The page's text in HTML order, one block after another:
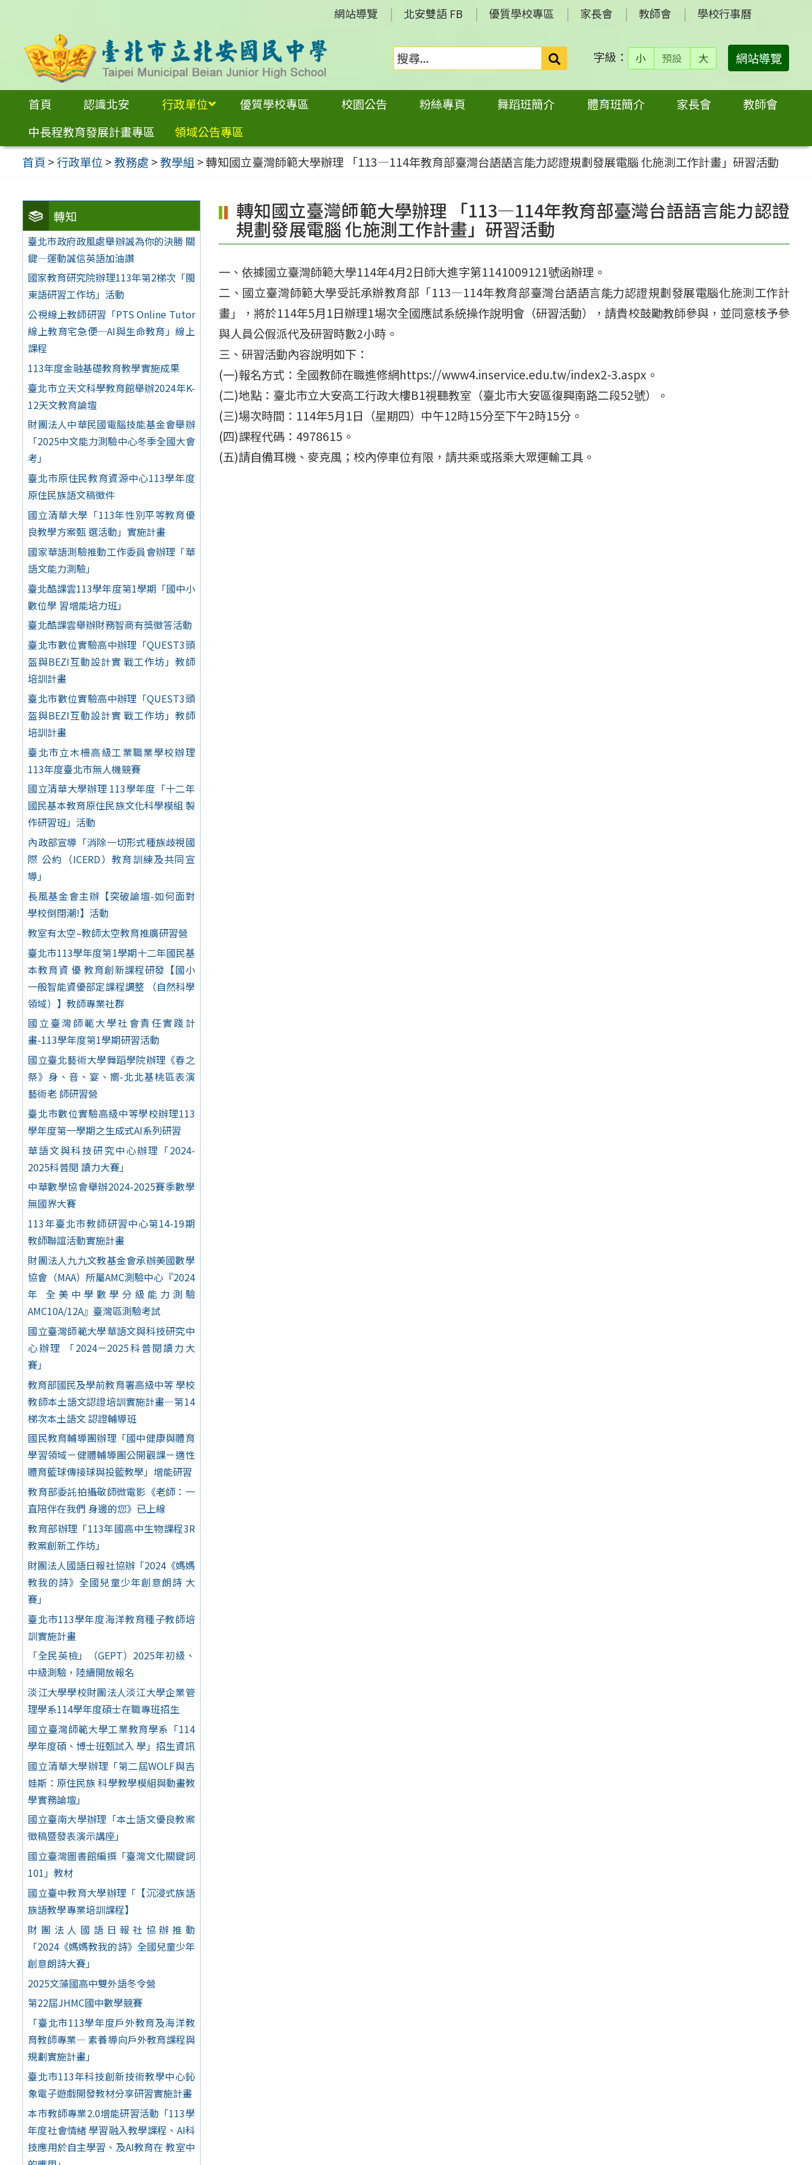
內
網站導覽 北安雙語 FB 優質學校專區 家長會 教師會 學校行事曆
搜
尋：
字級： 小 預設 大 網站導覽
首頁 認識北安 行政單位 優質學校專區 校園公告 粉絲專頁 舞蹈班簡介 體育班簡介 家長會
教師會
中長程教育發展計畫專區
領域公告專區
首頁 >行政單位 >教務處 >教學組 >轉知國立臺灣師範大學辦理 「113—114年教育部臺灣台語語言能力認證規劃發展電腦 化施測工作計畫」研習活動
轉知
臺北市政府政風處舉辦誠為你的決勝 關
鍵—運動誠信英語加油讚
國家教育研究院辦理113年第2梯次「閩
東語研習工作坊」活動
公視線上教師研習「PTS Online Tutor
線上教育宅急便─AI與生命教育」線上
課程
113年度金融基礎教育教學實施成果
臺北市立天文科學教育館舉辦2024年K-
12天文教育論壇
財團法人中華民國電腦技能基金會舉辦
「2025中文能力測驗中心冬季全國大會
考」
臺北市原住民教育資源中心113學年度
原住民族語文稿徵件
國立清華大學「113年性別平等教育優
良教學方案甄 選活動」實施計畫
國家華語測驗推動工作委員會辦理「華
語文能力測驗」
臺北酷課雲113學年度第1學期「國中小
數位學 習增能培力班」
臺北酷課雲舉辦財務智商有獎徵答活動
臺北市數位實驗高中辦理「QUEST3頭
盔與BEZI互動設計實 戰工作坊」教師
培訓計畫
臺北市數位實驗高中辦理「QUEST3頭
盔與BEZI互動設計實 戰工作坊」教師
培訓計畫
臺北市立木柵高級工業職業學校辦理
113年度臺北市無人機競賽
國立清華大學辦理 113學年度「十二年
國民基本教育原住民族文化科學模組 製
作研習班」活動
內政部宣導「消除一切形式種族歧視國
際 公約（ICERD）教育訓練及共同宣
導」
長風基金會主辦【突破論壇-如何面對
學校倒閉潮!】活動
教室有太空–教師太空教育推廣研習營
臺北市113學年度第1學期十二年國民基
本教育資 優 教育創新課程研發【國小
一般智能資優部定課程調整 （自然科學
領域）】教師專業社群
國立臺灣師範大學社會責任實踐計
畫-113學年度第1學期研習活動
國立臺北藝術大學舞蹈學院辦理《春之
祭》身、音、宴、嚮-北北基桃區表演
藝術老 師研習營
臺北市數位實驗高級中等學校辦理113
學年度第一學期之生成式AI系列研習
華語文與科技研究中心辦理「2024-
2025科普閱 讀力大賽」
中華數學協會舉辦2024-2025賽季數學
無國界大賽
113年臺北市教師研習中心第14-19期
教師聯誼活動實施計畫
財團法人九九文教基金會承辦美國數學
協會（MAA）所屬AMC測驗中心『2024
年 全美中學數學分級能力測驗
AMC10A/12A』臺灣區測驗考試
國立臺灣師範大學華語文與科技研究中
心辦理 「2024－2025科普閱讀力大
賽」
教育部國民及學前教育署高級中等 學校
教師本土語文認證培訓實施計畫—第14
梯次本土語文 認證輔導班
國民教育輔導團辦理「國中健康與體育
學習領域－健體輔導團公開觀課－適性
體育籃球傳接球與投籃教學」增能研習
教育部委託拍攝敬師微電影《老師：一
直陪伴在我們 身邊的您》已上線
教育部辦理「113年國高中生物課程3R
教案創新工作坊」
財團法人國語日報社協辦「2024《媽媽
教我的詩》全國兒童少年創意朗詩 大
賽」
臺北市113學年度海洋教育種子教師培
訓實施計畫
「全民英檢」（GEPT）2025年初級、
中級測驗，陸續開放報名
淡江大學學校財團法人淡江大學企業管
理學系114學年度碩士在職專班招生
國立臺灣師範大學工業教育學系「114
學年度碩、博士班甄試入 學」招生資訊
國立清華大學辦理「第二屆WOLF與吉
娃斯：原住民族 科學教學模組與動畫教
學實務論壇」
國立臺南大學辦理「本土語文優良教案
徵稿暨發表演示講座」
國立臺灣圖書館編撰「臺灣文化關鍵詞
101」教材
國立臺中教育大學辦理「【沉浸式族語
族語教學專業培訓課程】
財團法人國語日報社協辦推動
「2024《媽媽教我的詩》全國兒童少年
創意朗詩大賽」
2025文藻國高中雙外語冬令營
第22屆JHMC國中數學競賽
「臺北市113學年度戶外教育及海洋教
育教師專業— 素養導向戶外教育課程與
規劃實施計畫」
臺北市113年科技創新技術教學中心鈊
象電子遊戲開發教材分享研習實施計畫
本市教師專業2.0增能研習活動「113學
年度社會情緒 學習融入教學課程、AI科
技應用於自主學習、及AI教育在 教室中
轉知國立臺灣師範大學辦理 「113—114年教育部臺灣台語語言能力認證
規劃發展電腦 化施測工作計畫」研習活動
一、依據國立臺灣師範大學114年4月2日師大進字第1141009121號函辦理。
二、國立臺灣師範大學受託承辦教育部「113—114年教育部臺灣台語語言能力認證規劃發展電腦化施測工作計
畫」，將於114年5月1日辦理1場次全國應試系統操作說明會（研習活動），請貴校鼓勵教師參與，並同意核予參
與人員公假派代及研習時數2小時。
三、研習活動內容說明如下：
(一)報名方式：全國教師在職進修網https://www4.inservice.edu.tw/index2-3.aspx。
(二)地點：臺北市立大安高工行政大樓B1視聽教室（臺北市大安區復興南路二段52號）。
(三)場次時間：114年5月1日（星期四）中午12時15分至下午2時15分。
(四)課程代碼：4978615。
(五)請自備耳機、麥克風；校內停車位有限，請共乘或搭乘大眾運輸工具。